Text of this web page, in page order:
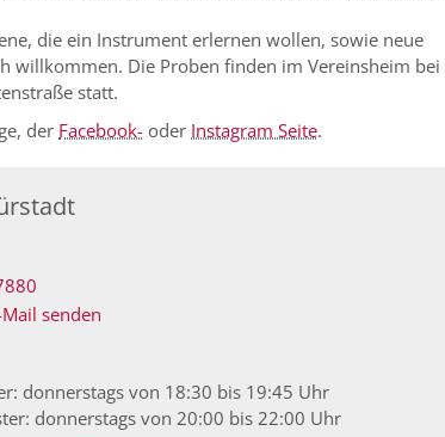
die ein Instrument erlernen wollen, sowie neue
willkommen. Die Proben finden im Vereinsheim bei
statt.
der Facebook- oder Instagram Seite.
senden
donnerstags von 18:30 bis 19:45 Uhr
donnerstags von 20:00 bis 22:00 Uhr